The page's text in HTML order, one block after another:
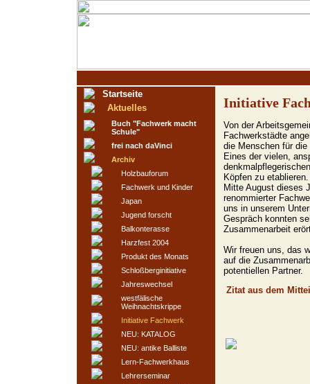
Startseite
Aktuelles
Buch "Fachwerk macht
Schule"
frei nach daVinci
Archiv
Holzbauforum
Fachwerk und Kinder
Japan
Jugend forscht
Balkonterasse
Harzfest 2004
Produkt des Monats
Schloßberginitiative
Jahreswechsel
westfälische
Weihnachtskrippe
Initiative Fachwerk
NEU: KATALOG
NEU: antike Balliste
Lern-Fachwerkhaus
Lehrerseminar
Initiative
Von der
Fachwerkstädte
die Menschen für
Eines der vielen,
Köpfen zu etablieren.
Mitte August dieses
renommierter
uns in unserem
Gespräch konnten
Zusammenarbeit
Wir freuen uns, das
auf die
potentiellen Partner.
Zitat aus dem